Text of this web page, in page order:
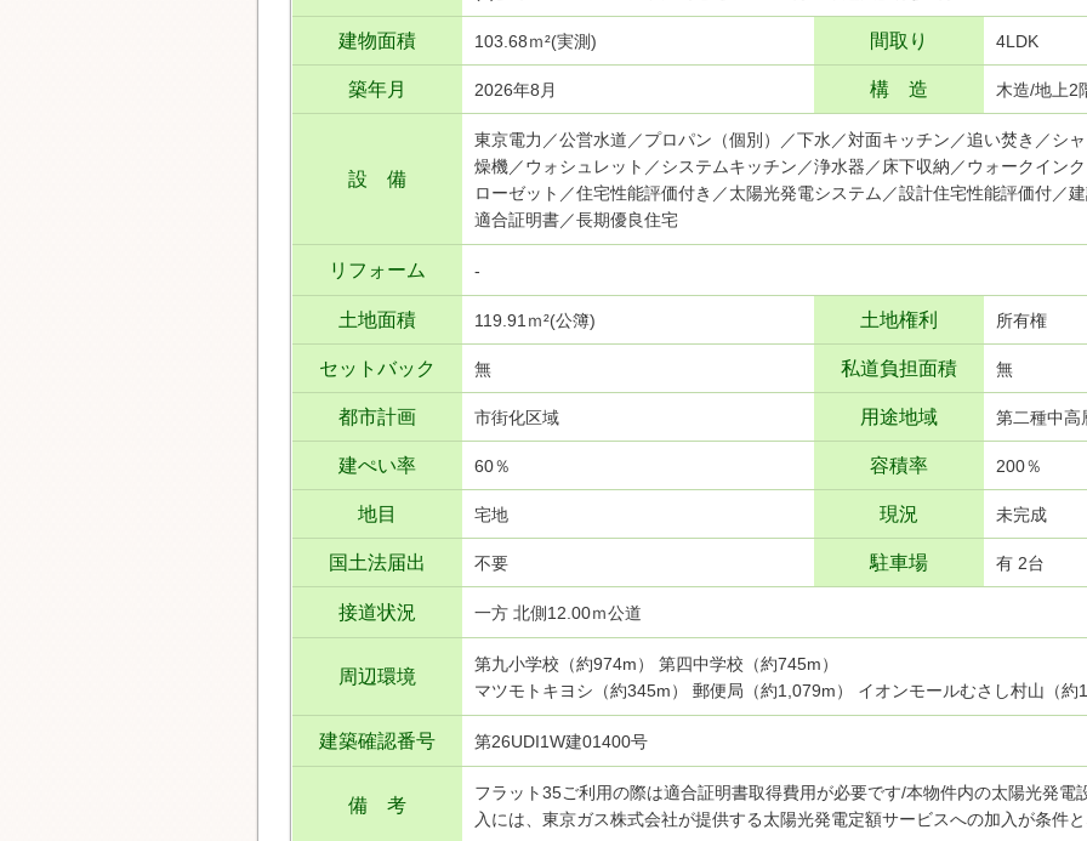
建物面積 103.68ｍ²(実測) 間取り 4LDK
築年月 2026年8月 構 造 木造/地上2
設 備
東京電力／公営水道／プロパン（個別）／下水／対面キッチン／追い焚き／シ
燥機／ウォシュレット／システムキッチン／浄水器／床下収納／ウォークイン
ローゼット／住宅性能評価付き／太陽光発電システム／設計住宅性能評価付／
適合証明書／長期優良住宅
リフォーム -
土地面積 119.91ｍ²(公簿) 土地権利 所有権
セットバック 無 私道負担面積 無
都市計画 市街化区域 用途地域 第二種中高
建ぺい率 60％ 容積率 200％
地目 宅地 現況 未完成
国土法届出 不要 駐車場 有 2台
接道状況 一方 北側12.00ｍ公道
周辺環境
第九小学校（約974m） 第四中学校（約745m）
マツモトキヨシ（約345m） 郵便局（約1,079m） イオンモールむさし村山（約
建築確認番号 第26UDI1W建01400号
備 考
フラット35ご利用の際は適合証明書取得費用が必要です/本物件内の太陽光発電
入には、東京ガス株式会社が提供する太陽光発電定額サービスへの加入が条件